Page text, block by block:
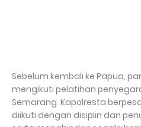
Sebelum kembali ke Papua,
mengikuti pelatihan
Semarang. Kapolresta
diikuti dengan disiplin dan